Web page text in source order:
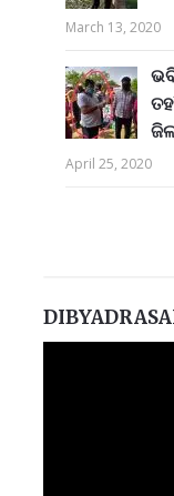
March 13, 2020
April 25, 2020